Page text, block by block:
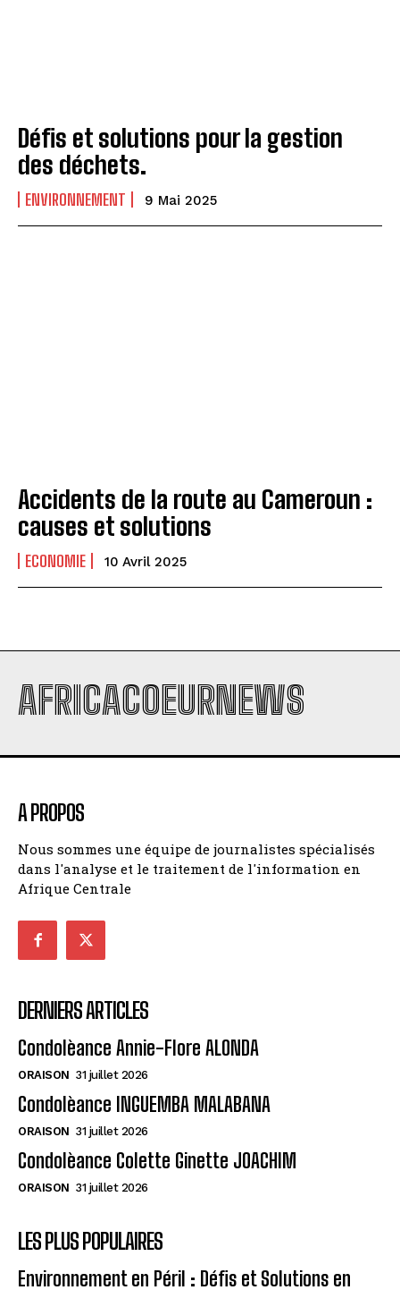
Défis et solutions pour la gestion
des déchets.
ENVIRONNEMENT 9 Mai 2025
Accidents de la route au Cameroun :
causes et solutions
ECONOMIE 10 Avril 2025
AFRICACOEURNEWS
A PROPOS
Nous sommes une équipe de journalistes spécialisés
dans l'analyse et le traitement de l'information en
Afrique Centrale
DERNIERS ARTICLES
Condolèance Annie-Flore ALONDA
ORAISON 31 juillet 2026
Condolèance INGUEMBA MALABANA
ORAISON 31 juillet 2026
Condolèance Colette Ginette JOACHIM
ORAISON 31 juillet 2026
LES PLUS POPULAIRES
Environnement en Péril : Défis et Solutions en